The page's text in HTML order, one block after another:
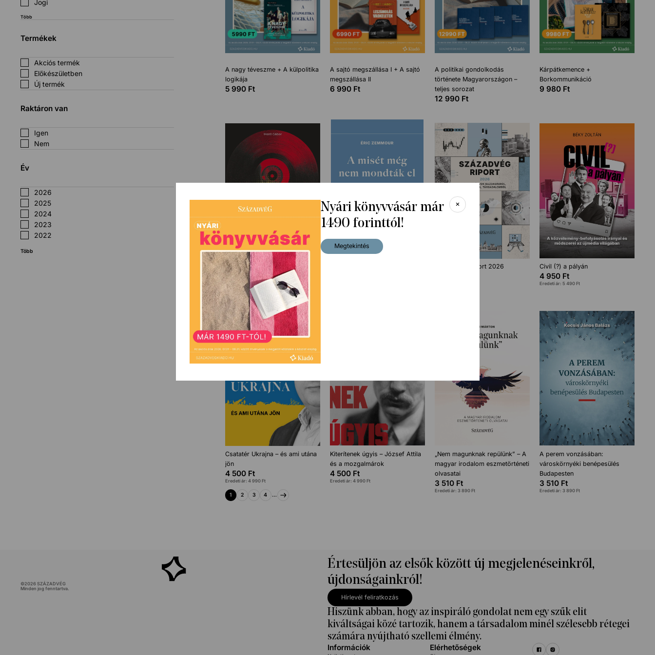
Jogi
Több
Termékek
Akciós termék
Előkészületben
Új termék
Raktáron van
Igen
Nem
Év
2026
2025
2024
2023
2022
Több
A nagy téveszme + A külpolitika
logikája
5 990 Ft
A sajtó megszállása I + A sajtó
megszállása II
6 990 Ft
A politikai gondolkodás
története Magyarországon –
teljes sorozat
12 990 Ft
Kárpátkemence +
Borkommunikáció
9 980 Ft
A szárnyszegő
5 040Ft
Eredeti ár:5 590Ft
Századvég Riport 2026 Civil (?) a pályán
4 950 Ft
Eredeti ár: 5 490Ft
Csatatér Ukrajna – és ami utána
jön
4 500 Ft
Eredeti ár: 4 990Ft
Kiterítenek úgyis – József Attila
és a mozgalmárok
4 500 Ft
Eredeti ár: 4 990Ft
„Nem magunknak repülünk” – A
magyar irodalom eszmetörténeti
olvasatai
3 510 Ft
Eredeti ár: 3 890Ft
A perem vonzásában:
városkörnyéki benépesülés
Budapesten
3 510 Ft
Eredeti ár: 3 890Ft
1 2 3 4 …
©2026SZÁZADVÉG
Minden jog fenntartva.
Értesüljön az elsők között új megjelenéseinkről,
újdonságainkról!
Hírlevél feliratkozás
Hiszünk abban, hogy az inspiráló gondolat nem egy szűk elit
kiváltságai közé tartozik, hanem a társadalom minél szélesebb rétegei
számára nyújtható szellemi élmény.
Információk Elérhetőségek
Nyári könyvvásár már
1490 forinttól!
Megtekintés